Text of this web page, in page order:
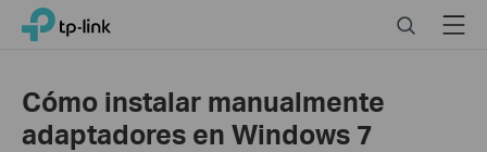
Click
navigation
TP-Link, Reliably Smart SearchMenu
Cómo instalar manualmente
adaptadores en Windows 7